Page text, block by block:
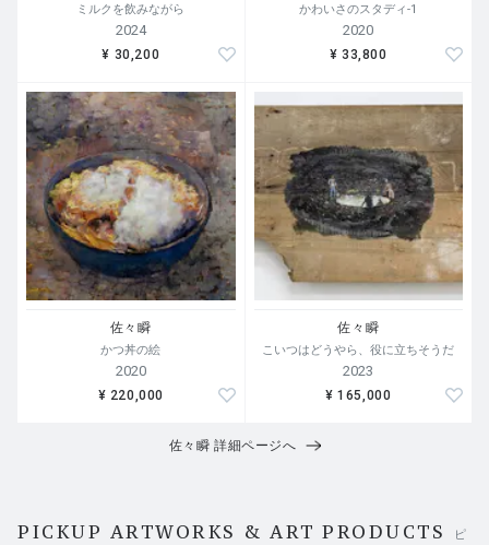
ミルクを飲みながら
2024
¥ 30,200
かわいさのスタディ-1
2020
¥ 33,800
佐々瞬
かつ丼の絵
2020
¥ 220,000
佐々瞬
こいつはどうやら、役に立ちそうだ
2023
¥ 165,000
佐々瞬 詳細ページへ
PICKUP ARTWORKS & ART PRODUCTS
ピ